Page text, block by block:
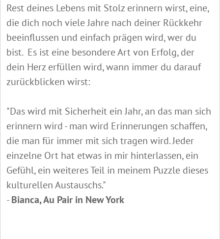
Rest deines Lebens mit Stolz erinnern wirst, eine,
die dich noch viele Jahre nach deiner Rückkehr
beeinflussen und einfach prägen wird, wer du
bist. Es ist eine besondere Art von Erfolg, der
dein Herz erfüllen wird, wann immer du darauf
zurückblicken wirst:
"Das wird mit Sicherheit ein Jahr, an das man sich
erinnern wird - man wird Erinnerungen schaffen,
die man für immer mit sich tragen wird. Jeder
einzelne Ort hat etwas in mir hinterlassen, ein
Gefühl, ein weiteres Teil in meinem Puzzle dieses
kulturellen Austauschs."
-Bianca, Au Pair in New York